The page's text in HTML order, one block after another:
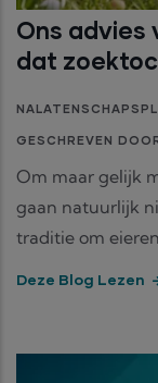
Ons advies
dat
GESCHREVEN
Om maar gelijk
gaan natuurlijk
traditie om
Deze Blog Lezen